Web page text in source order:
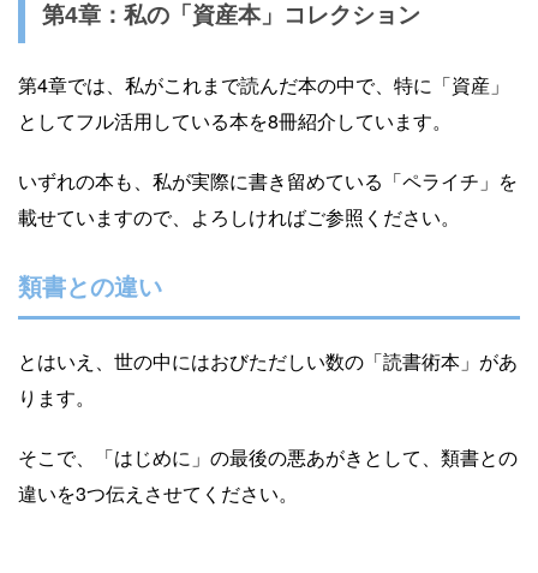
第4章：私の「資産本」コレクション
第4章では、私がこれまで読んだ本の中で、特に「資産」
としてフル活用している本を8冊紹介しています。
いずれの本も、私が実際に書き留めている「ペライチ」を
載せていますので、よろしければご参照ください。
類書との違い
とはいえ、世の中にはおびただしい数の「読書術本」があ
ります。
そこで、「はじめに」の最後の悪あがきとして、類書との
違いを3つ伝えさせてください。